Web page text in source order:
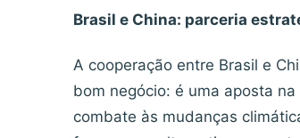
Brasil e China: parceria
A cooperação entre Brasil e
bom negócio: é uma aposta
combate às mudanças